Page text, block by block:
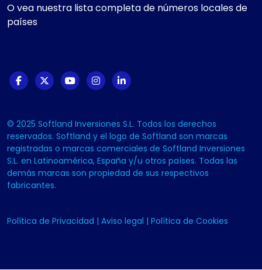
O vea nuestra lista completa de números locales de
países
© 2025 Softland Inversiones S.L. Todos los derechos
reservados. Softland y el logo de Softland son marcas
registradas o marcas comerciales de Softland Inversiones
S.L. en Latinoamérica, España y/u otros países. Todas las
demás marcas son propiedad de sus respectivos
fabricantes.
Política de Privacidad | Aviso legal | Política de Cookies